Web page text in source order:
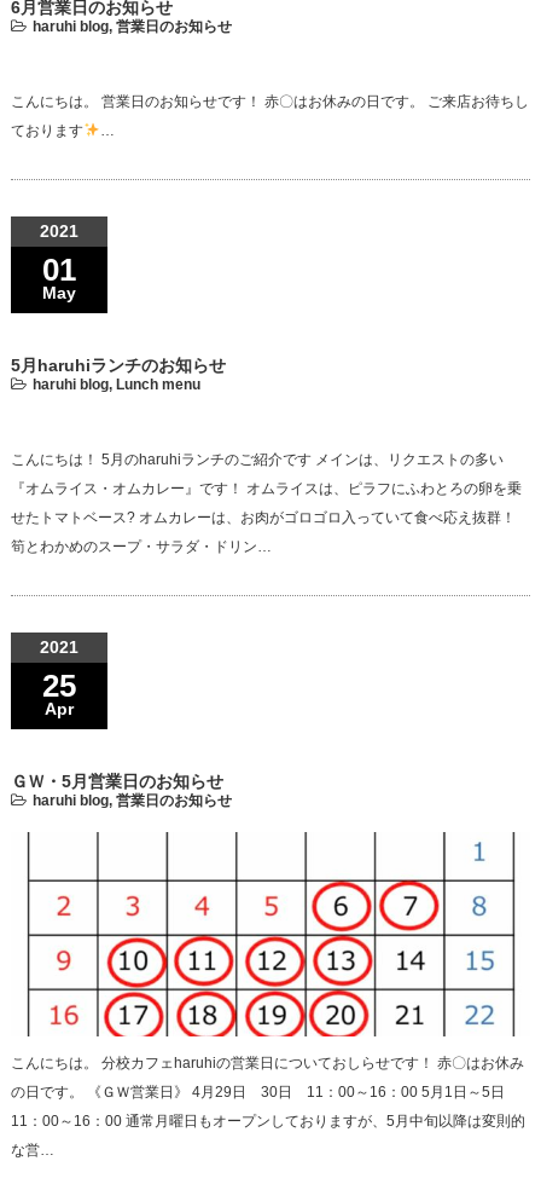
6月営業日のお知らせ
haruhi blog, 営業日のお知らせ
こんにちは。 営業日のお知らせです！ 赤〇はお休みの日です。 ご来店お待ちし
ております
2021
01
May
5月haruhiランチのお知らせ
haruhi blog, Lunch menu
こんにちは！ 5月のharuhiランチのご紹介です メインは、リクエストの多い
『オムライス・オムカレー』です！ オムライスは、ピラフにふわとろの卵を乗
せたトマトベース? オムカレーは、お肉がゴロゴロ入っていて食べ応え抜群！
筍とわかめのスープ・サラダ・ドリン…
2021
25
Apr
ＧＷ・5月営業日のお知らせ
haruhi blog, 営業日のお知らせ
こんにちは。 分校カフェharuhiの営業日についておしらせです！ 赤〇はお休み
の日です。 《ＧＷ営業日》 4月29日 30日 11：00～16：00 5月1日～5日
11：00～16：00 通常月曜日もオープンしておりますが、5月中旬以降は変則的
な営…